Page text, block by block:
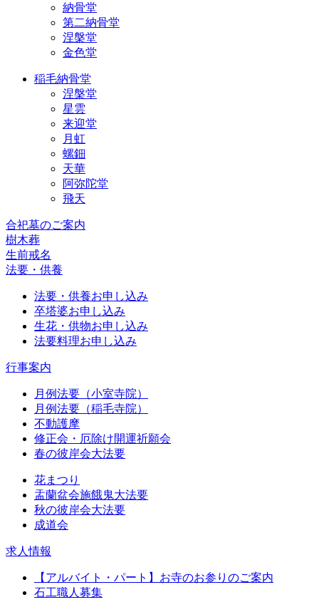
納骨堂
第二納骨堂
涅槃堂
金色堂
稲毛納骨堂
涅槃堂
星雲
来迎堂
月虹
螺鈿
天華
阿弥陀堂
飛天
合祀墓のご案内
樹木葬
生前戒名
法要・供養
法要・供養お申し込み
卒塔婆お申し込み
生花・供物お申し込み
法要料理お申し込み
行事案内
月例法要（小室寺院）
月例法要（稲毛寺院）
不動護摩
修正会・厄除け開運祈願会
春の彼岸会大法要
花まつり
盂蘭盆会施餓鬼大法要
秋の彼岸会大法要
成道会
求人情報
【アルバイト・パート】お寺のお参りのご案内
石工職人募集